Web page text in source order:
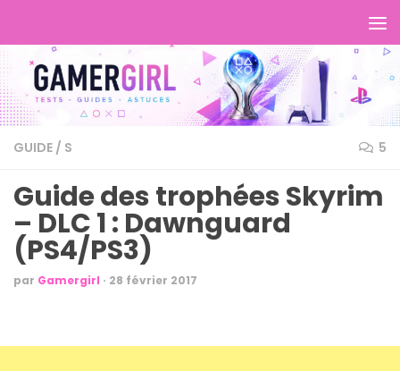
GUIDE / S 5
Guide des trophées Skyrim
– DLC 1 : Dawnguard
(PS4/PS3)
par Gamergirl · 28 février 2017